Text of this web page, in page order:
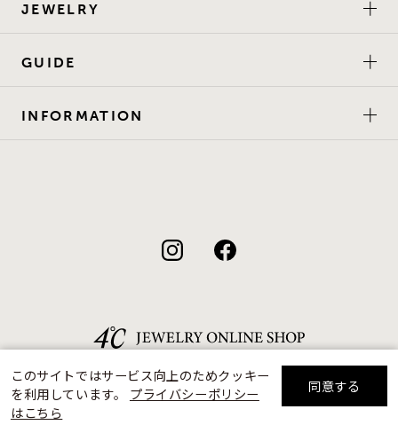
絞り込んで検索する
JEWELRY
GUIDE
INFORMATION
このサイトではサービス向上のためクッキー
を利用しています。 プライバシーポリシー
はこちら
同意する